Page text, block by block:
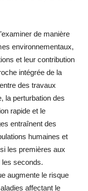
de manière
environnementaux,
et leur contribution
intégrée de la
des travaux
la perturbation des
rapide et le
entraînent des
humaines et
les premières aux
les seconds.
augmente le risque
affectant le